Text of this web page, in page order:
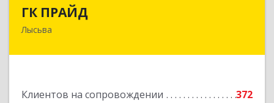
ГК ПРАЙД
Лысьва
Клиентов на сопровождении
372
618909, Пермский край, Лысьва г, Репина ул,